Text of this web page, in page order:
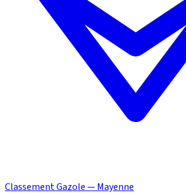
Classement Gazole — Mayenne